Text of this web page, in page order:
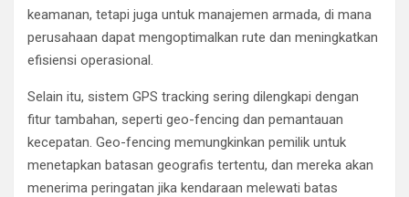
keamanan, tetapi juga untuk manajemen armada, di mana
perusahaan dapat mengoptimalkan rute dan meningkatkan
efisiensi operasional.
Selain itu, sistem GPS tracking sering dilengkapi dengan
fitur tambahan, seperti geo-fencing dan pemantauan
kecepatan. Geo-fencing memungkinkan pemilik untuk
menetapkan batasan geografis tertentu, dan mereka akan
menerima peringatan jika kendaraan melewati batas